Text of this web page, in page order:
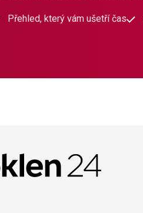
Přehled, který vám ušetří čas